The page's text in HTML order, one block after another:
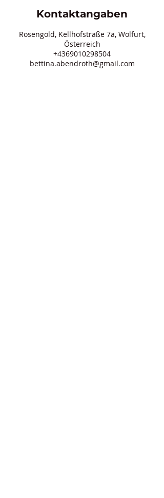
Kontaktangaben
Rosengold, Kellhofstraße 7a, Wolfurt,
Österreich
+4369010298504
bettina.abendroth@gmail.com